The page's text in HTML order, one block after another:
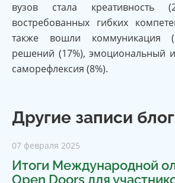
вузов стала креативность
востребованных гибких
также вошли коммуникация
решений (17%), эмоциональный
саморефлексия (8%).
Другие записи
07 февраля 2025
Итоги Международной
Open Doors для